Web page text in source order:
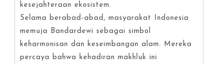
kesejahteraan ekosistem.
Selama berabad-abad, masyarakat Indonesia
memuja Bandardewi sebagai simbol
keharmonisan dan keseimbangan alam. Mereka
percaya bahwa kehadiran makhluk ini